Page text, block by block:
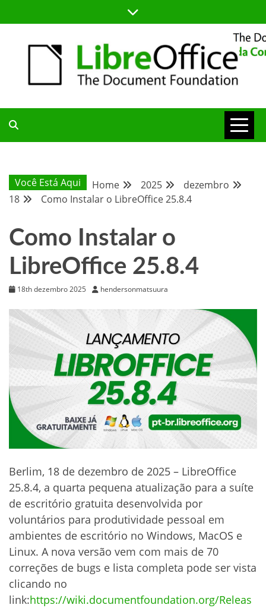
to
BLOG DA
COMUNIDADE
BRASILEIRA
Você Está Aqui Home 2025
dezembro
18
Como Instalar o LibreOffice 25.8.4
Como Instalar o
LibreOffice 25.8.4
18th dezembro 2025 hendersonmatsuura
Berlim, 18 de dezembro de 2025 – LibreOffice
25.8.4, a quarta pequena atualização para a suíte
de escritório gratuita desenvolvida por
voluntários para produtividade pessoal em
ambientes de escritório no Windows, MacOS e
Linux. A nova versão vem com mais de 70
correções de bugs e lista completa pode ser vista
clicando no
link:https://wiki.documentfoundation.org/Releas